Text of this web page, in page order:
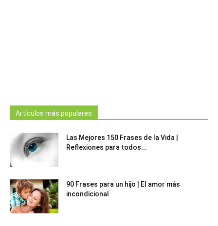
Artículos más populares
Las Mejores 150 Frases de la Vida |
Reflexiones para todos...
90 Frases para un hijo | El amor más
incondicional